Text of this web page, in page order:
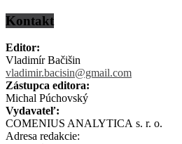
Kontakt
Editor:
Vladimír Bačišin
vladimir.bacisin@gmail.com
Zástupca editora:
Michal Púchovský
Vydavateľ:
COMENIUS ANALYTICA s. r. o.
Adresa redakcie: